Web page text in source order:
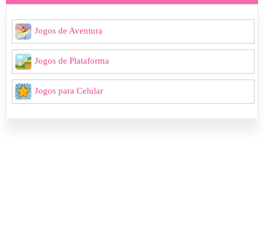
Jogos de Aventura
Jogos de Plataforma
Jogos para Celular